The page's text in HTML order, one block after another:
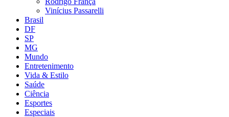
Vinícius Passarelli
Brasil
DF
SP
MG
Mundo
Entretenimento
Vida & Estilo
Saúde
Ciência
Esportes
Especiais